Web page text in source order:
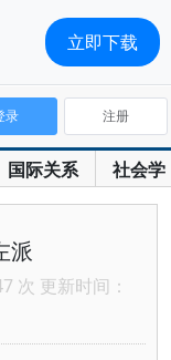
国际关系 社会学
录 注册
派
次 更新时间：
立即下载